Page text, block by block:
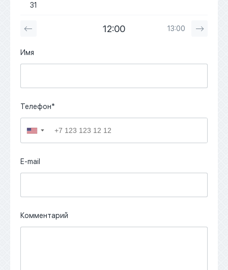
31
12:00 13:00
Имя
Телефон*
▼
E-mail
Комментарий